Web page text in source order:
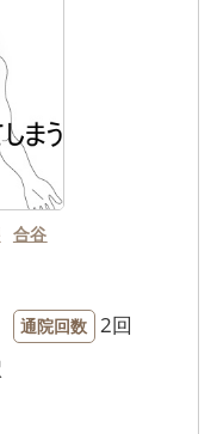
合谷
通院回数 2回